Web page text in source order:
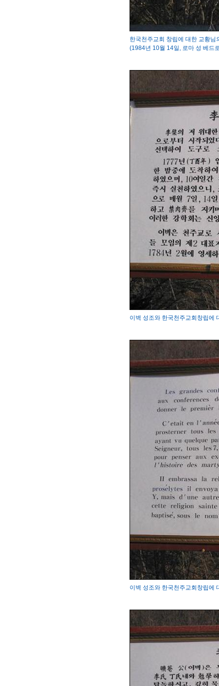
한국천주교회 창립에 대한 교황님
(1984년 10월 14일, 로마 성 베드
이벽 성조와 한국천주교회창립에
이벽 성조와 한국천주교회창립에